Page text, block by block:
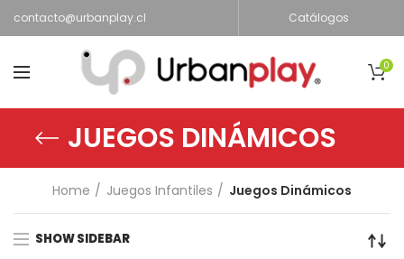
contacto@urbanplay.cl Catálogos
0
JUEGOS DINÁMICOS
Home Juegos Infantiles Juegos Dinámicos
SHOW SIDEBAR